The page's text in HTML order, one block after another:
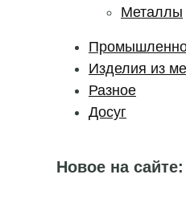
Металлы
Изделия из
Разное
Досуг
Новое на сайте: